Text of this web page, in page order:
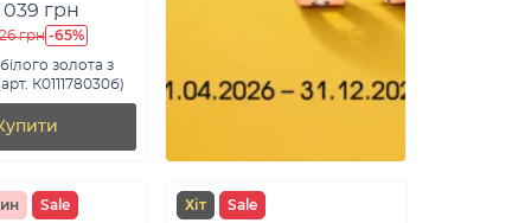
грн
грн -65%
золота з
К011178030б)
Sale Хіт Sale